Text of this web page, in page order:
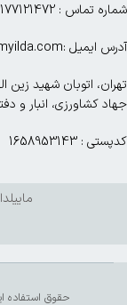
شماره تماس : 02177121472
آدرس ایمیل :info@myilda.com
تهران، اتوبان شهید زین
جهاد کشاورزی، انبار و
کدپستی : 1658953143
حقوق استفاده